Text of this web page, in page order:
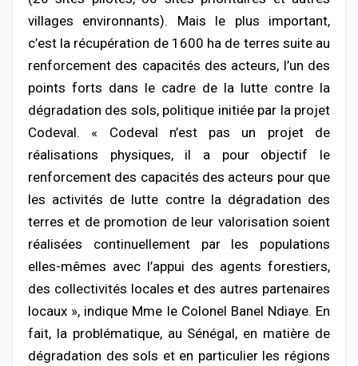
villages environnants). Mais le plus important,
c’est la récupération de 1600 ha de terres suite au
renforcement des capacités des acteurs, l’un des
points forts dans le cadre de la lutte contre la
dégradation des sols, politique initiée par la projet
Codeval. « Codeval n’est pas un projet de
réalisations physiques, il a pour objectif le
renforcement des capacités des acteurs pour que
les activités de lutte contre la dégradation des
terres et de promotion de leur valorisation soient
réalisées continuellement par les populations
elles-mêmes avec l’appui des agents forestiers,
des collectivités locales et des autres partenaires
locaux », indique Mme le Colonel Banel Ndiaye. En
fait, la problématique, au Sénégal, en matière de
dégradation des sols et en particulier les régions